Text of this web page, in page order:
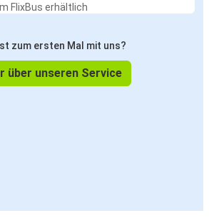
FlixBus erhältlich
zum ersten Mal mit uns?
über unseren Service